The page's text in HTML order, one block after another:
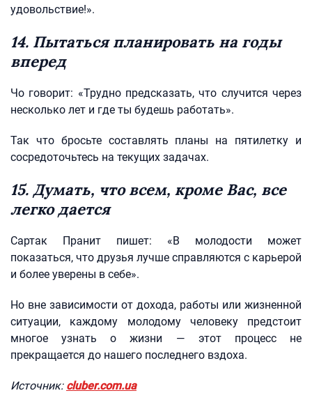
удовольствие!».
14. Пытаться планировать на годы
вперед
Чо говорит: «Трудно предсказать, что случится через
несколько лет и где ты будешь работать».
Так что бросьте составлять планы на пятилетку и
сосредоточьтесь на текущих задачах.
15. Думать, что всем, кроме Вас, все
легко дается
Сартак Пранит пишет: «В молодости может
показаться, что друзья лучше справляются с карьерой
и более уверены в себе».
Но вне зависимости от дохода, работы или жизненной
ситуации, каждому молодому человеку предстоит
многое узнать о жизни — этот процесс не
прекращается до нашего последнего вздоха.
Источник: cluber.com.ua